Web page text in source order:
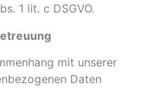
1 lit. c DSGVO.
mit unserer
Daten